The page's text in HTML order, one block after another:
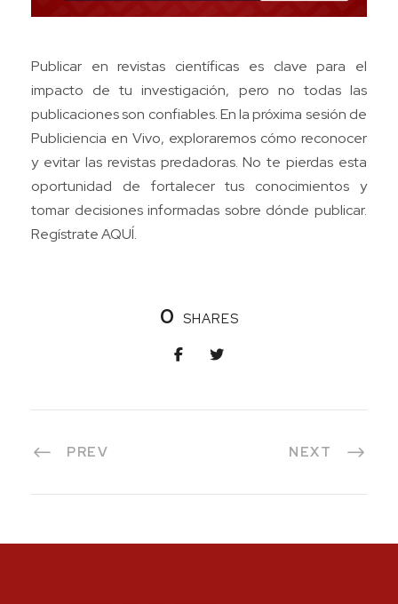
Publicar en revistas científicas es clave para el
impacto de tu investigación, pero no todas las
publicaciones son confiables. En la próxima sesión de
Publiciencia en Vivo, exploraremos cómo reconocer
y evitar las revistas predadoras. No te pierdas esta
oportunidad de fortalecer tus conocimientos y
tomar decisiones informadas sobre dónde publicar.
RegístrateAQUÍ.
0 SHARES
PREV NEXT